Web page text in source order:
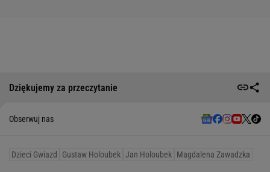
Dziękujemy za przeczytanie
Obserwuj nas
Dzieci Gwiazd Gustaw Holoubek Jan Holoubek Magdalena Zawadzka